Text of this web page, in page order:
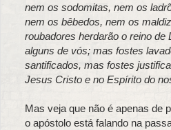
nem os sodomitas, nem os
nem os bêbedos, nem os
roubadores herdarão o reino de
alguns de vós; mas fostes
santificados, mas fostes
Jesus Cristo e no Espírito do
Mas veja que não é apenas de
o apóstolo está falando na